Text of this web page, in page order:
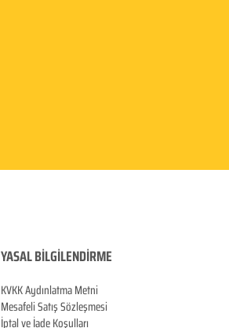
YASAL BİLGİLENDİRME
KVKK AydınlatmaMetni
Mesafeli Satış Sözleşmesi
İptal ve İade Koşulları